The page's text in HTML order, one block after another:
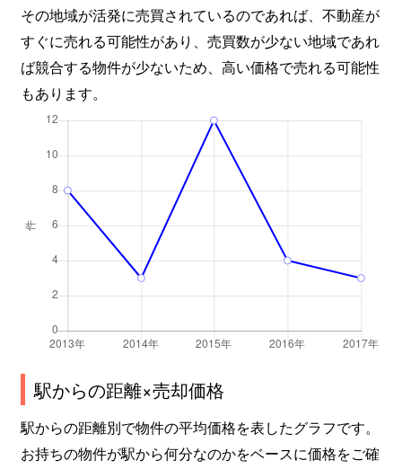
その地域が活発に売買されているのであれば、不動産が
すぐに売れる可能性があり、売買数が少ない地域であれ
ば競合する物件が少ないため、高い価格で売れる可能性
もあります。
駅からの距離×売却価格
駅からの距離別で物件の平均価格を表したグラフです。
お持ちの物件が駅から何分なのかをベースに価格をご確